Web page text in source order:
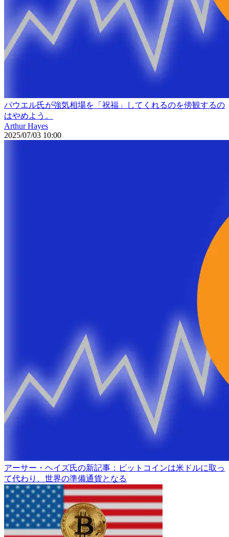
パウエル氏が強気相場を「祝福」してくれるのを傍観するの
はやめよう。
Arthur Hayes
2025/07/03 10:00
アーサー・ヘイズ氏の新記事：ビットコインは米ドルに取っ
て代わり、世界の準備通貨となる